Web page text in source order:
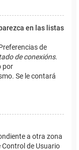
en las listas
de
de conexións.
por
Se le contará
a otra zona
Control de Usuario